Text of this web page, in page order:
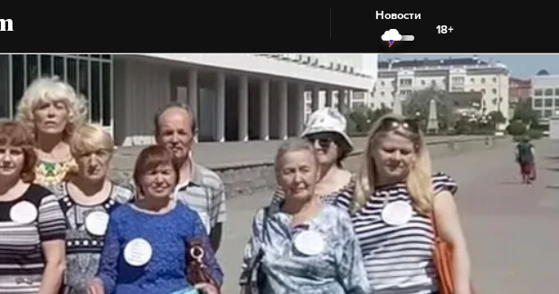
Новости
18+